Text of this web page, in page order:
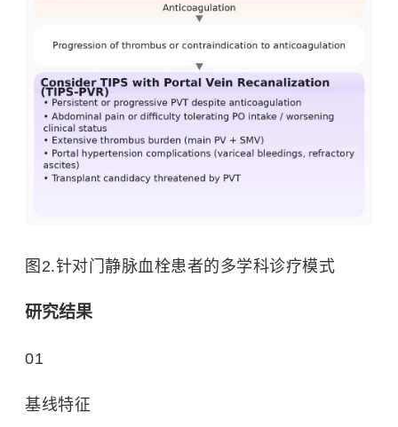
图2.针对门静脉血栓患者的多学科诊疗模式
研究结果
01
基线特征